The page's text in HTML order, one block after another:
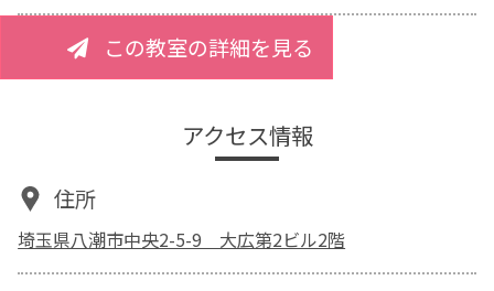
この教室の詳細を見る
アクセス情報
住所
埼玉県八潮市中央2-5-9 大広第2ビル2階